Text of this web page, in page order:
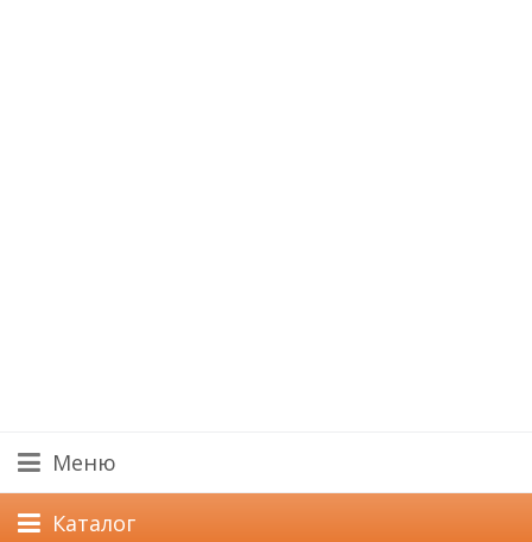
Меню
Каталог